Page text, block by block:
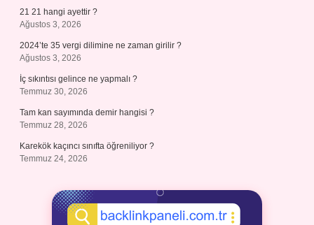
21 21 hangi ayettir ?
Ağustos 3, 2026
2024’te 35 vergi dilimine ne zaman girilir ?
Ağustos 3, 2026
İç sıkıntısı gelince ne yapmalı ?
Temmuz 30, 2026
Tam kan sayımında demir hangisi ?
Temmuz 28, 2026
Karekök kaçıncı sınıfta öğreniliyor ?
Temmuz 24, 2026